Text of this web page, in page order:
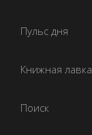
Пульс дня
Книжная лавка
Поиск